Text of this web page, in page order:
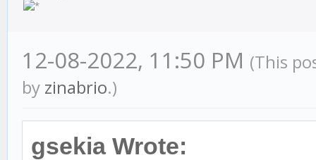
12-08-2022, 11:50 PM (This
by zinabrio.)
gsekia Wrote: